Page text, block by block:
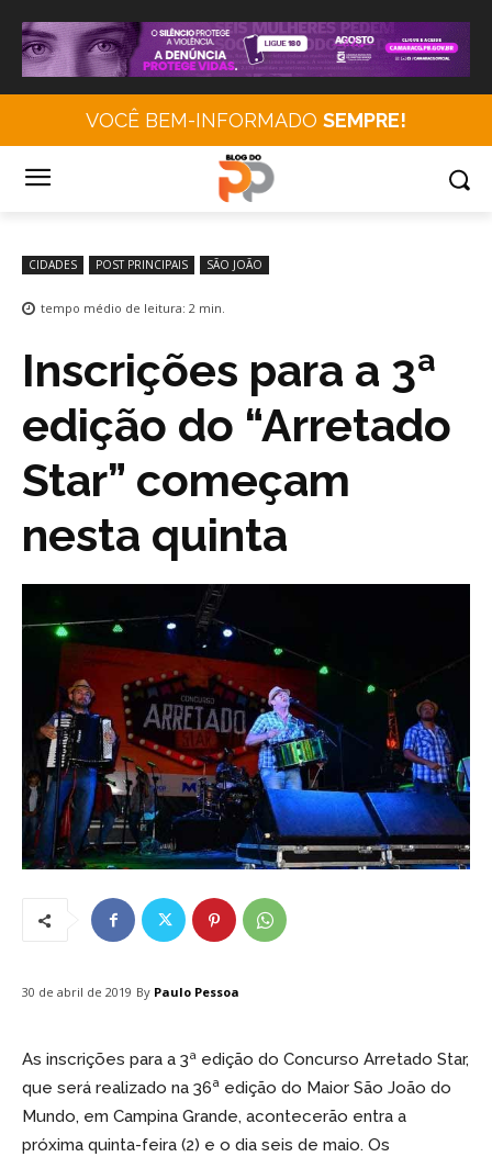
VOCÊ BEM-INFORMADO SEMPRE!
CIDADES POST PRINCIPAIS SÃO JOÃO
tempo médio de leitura: 2 min.
Inscrições para a 3ª
edição do “Arretado
Star” começam
nesta quinta
30 de abril de 2019 By Paulo Pessoa
As inscrições para a 3ª edição do Concurso Arretado Star,
que será realizado na 36a edição do Maior São João do
Mundo, em Campina Grande, acontecerão entra a
próxima quinta-feira (2) e o dia seis de maio. Os